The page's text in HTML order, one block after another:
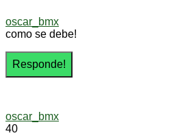
oscar_bmx
como se debe!
oscar_bmx
40